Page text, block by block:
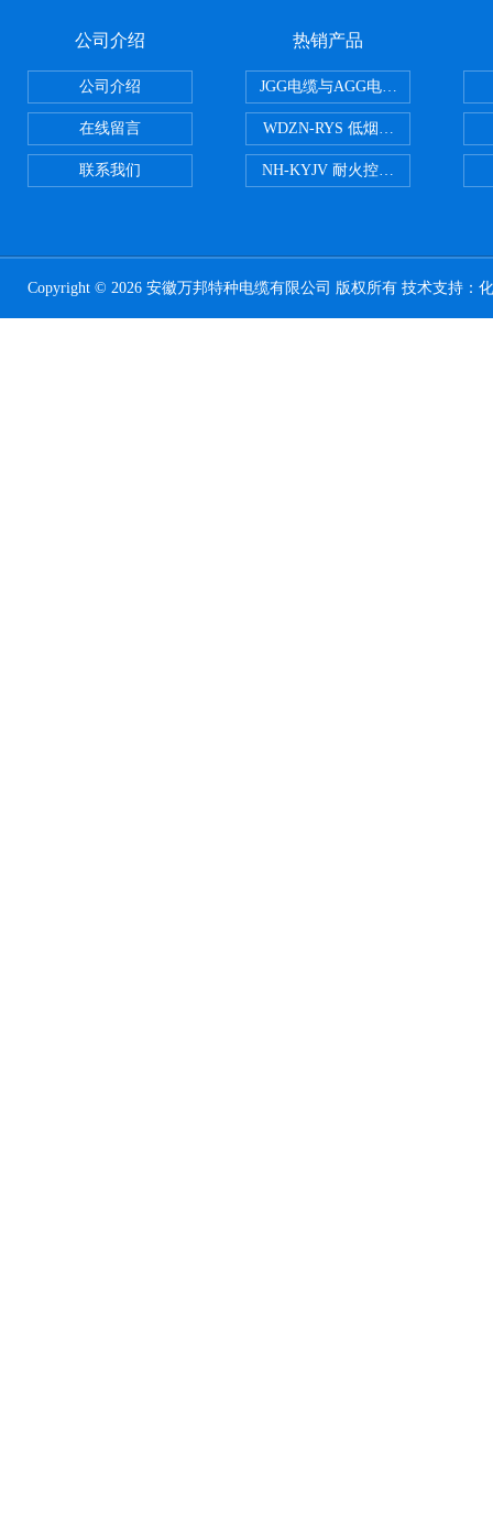
公司介绍
公司介绍
在线留言
联系我们
热销产品
JGG电缆与AGG电缆有什么区别
WDZN-RYS 低烟无卤耐火双绞线
NH-KYJV 耐火控制电缆
Copyright © 2026 安徽万邦特种电缆有限公司 版权所有 技术支持：